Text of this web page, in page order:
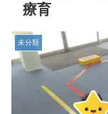
療育
未分類